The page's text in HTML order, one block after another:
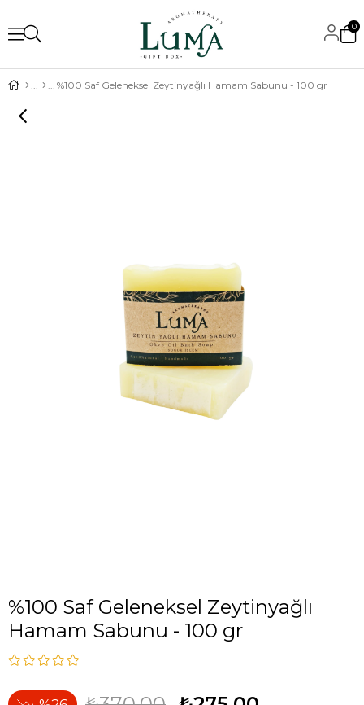
0
%100 Saf Geleneksel Zeytinyağlı Hamam Sabunu - 100 gr
%100 Saf Geleneksel Zeytinyağlı
Hamam Sabunu - 100 gr